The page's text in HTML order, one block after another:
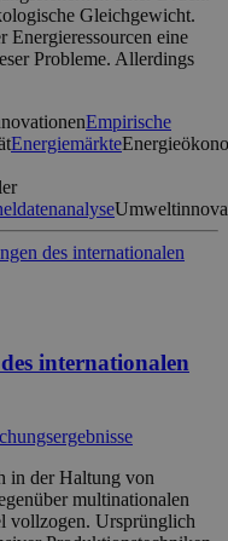
Gleichgewicht.
Energieressourcen eine
Probleme. Allerdings
Empirische
Energiemärkte
internationalen
in der Haltung von
multinationalen
vollzogen. Ursprünglich